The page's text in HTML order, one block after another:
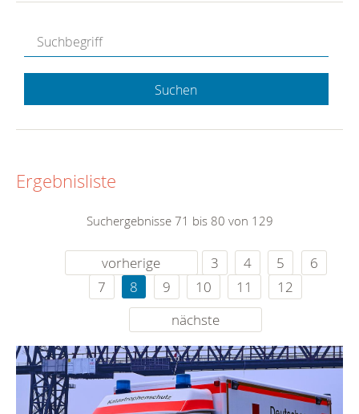
Suchen
Ergebnisliste
Suchergebnisse 71 bis 80 von 129
vorherige 3 4 5
6
7
8 9 10 11
12
nächste